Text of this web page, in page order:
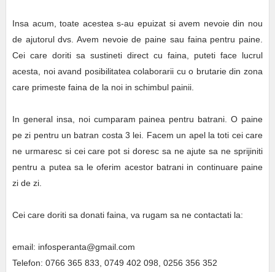
Insa acum, toate acestea s-au epuizat si avem nevoie din nou
de ajutorul dvs. Avem nevoie de paine sau faina pentru paine.
Cei care doriti sa sustineti direct cu faina, puteti face lucrul
acesta, noi avand posibilitatea colaborarii cu o brutarie din zona
care primeste faina de la noi in schimbul painii.
In general insa, noi cumparam painea pentru batrani. O paine
pe zi pentru un batran costa 3 lei. Facem un apel la toti cei care
ne urmaresc si cei care pot si doresc sa ne ajute sa ne sprijiniti
pentru a putea sa le oferim acestor batrani in continuare paine
zi de zi.
Cei care doriti sa donati faina, va rugam sa ne contactati la:
email: infosperanta@gmail.com
Telefon: 0766 365 833, 0749 402 098, 0256 356 352